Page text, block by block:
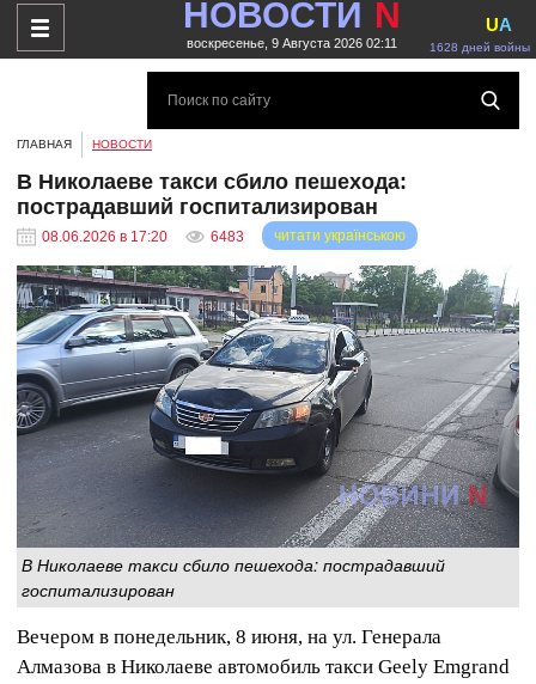
НОВОСТИ N
воскресенье, 9 Августа 2026 02:11 1628 дней войны
UA
ГЛАВНАЯ НОВОСТИ
В Николаеве такси сбило пешехода:
пострадавший госпитализирован
08.06.2026 в 17:20 6483 читати українською
В Николаеве такси сбило пешехода: пострадавший
госпитализирован
Вечером в понедельник, 8 июня, на ул. Генерала
Алмазова в Николаеве автомобиль такси Geely Emgrand